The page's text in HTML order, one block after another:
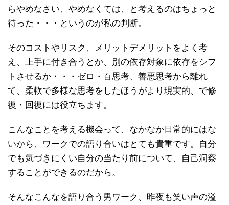
らやめなさい、やめなくては、と考えるのはちょっと
待った・・・というのが私の判断。
そのコストやリスク、メリットデメリットをよく考
え、上手に付き合うとか、別の依存対象に依存をシフ
トさせるか・・・ゼロ・百思考、善悪思考から離れ
て、柔軟で多様な思考をしたほうがより現実的、で修
復・回復には役立ちます。
こんなことを考える機会って、なかなか日常的にはな
いから、ワークでの語り合いはとても貴重です。自分
でも気づきにくい自分の当たり前について、自己洞察
することができるのだから。
そんなこんなを語り合う男ワーク、昨夜も笑い声の溢